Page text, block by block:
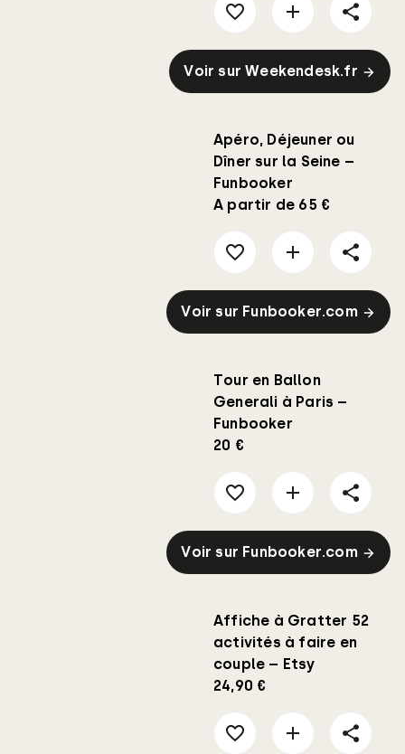
Voir sur Weekendesk.fr
Apéro, Déjeuner ou
Dîner sur la Seine –
Funbooker
A partir de 65 €
Voir sur Funbooker.com
Tour en Ballon
Generali à Paris –
Funbooker
20 €
Voir sur Funbooker.com
Affiche à Gratter 52
activités à faire en
couple – Etsy
24,90 €